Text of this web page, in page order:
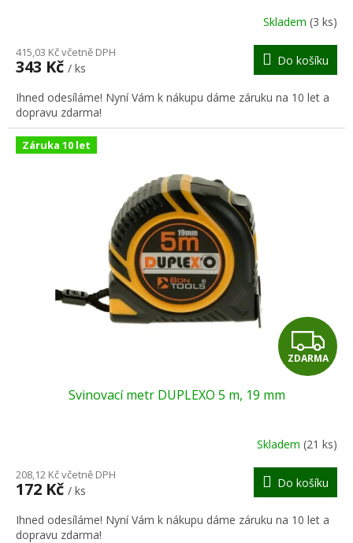
R
M
A
Skladem (3 ks)
415,03 Kč včetně DPH
343 Kč / ks
Do košíku
Ihned odesíláme! Nyní Vám k nákupu dáme záruku na 10 let a
dopravu zdarma!
Záruka 10 let
Z
D
R
M
A
ZDARMA
Svinovací metr DUPLEXO 5 m, 19 mm
Skladem (21 ks)
208,12 Kč včetně DPH
172 Kč / ks
Do košíku
Ihned odesíláme! Nyní Vám k nákupu dáme záruku na 10 let a
dopravu zdarma!